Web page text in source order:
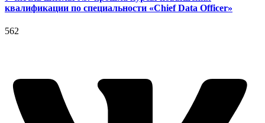
квалификации по специальности «Chief Data Officer»
562